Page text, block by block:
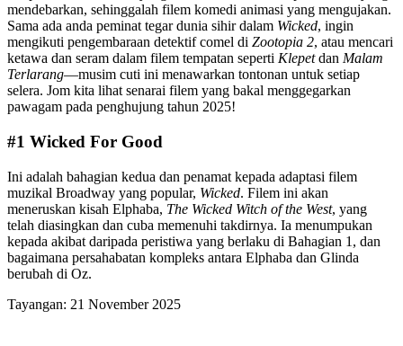
mendebarkan, sehinggalah filem komedi animasi yang mengujakan.
Sama ada anda peminat tegar dunia sihir dalam Wicked, ingin
mengikuti pengembaraan detektif comel di Zootopia 2, atau mencari
ketawa dan seram dalam filem tempatan seperti Klepetdan Malam
Terlarang—musim cuti ini menawarkan tontonan untuk setiap
selera. Jom kita lihat senarai filem yang bakal menggegarkan
pawagam pada penghujung tahun 2025!
#1 Wicked For Good
Ini adalah bahagian kedua dan penamat kepada adaptasi filem
muzikal Broadway yang popular, Wicked. Filem ini akan
meneruskan kisah Elphaba, The Wicked Witch of the West, yang
telah diasingkan dan cuba memenuhi takdirnya. Ia menumpukan
kepada akibat daripada peristiwa yang berlaku di Bahagian 1, dan
bagaimana persahabatan kompleks antara Elphaba dan Glinda
berubah di Oz.
Tayangan: 21 November 2025